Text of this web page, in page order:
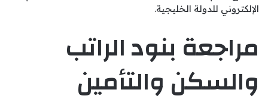
الإلكتروني للدولة الخليجية.
مراجعة بنود الراتب
والسكن والتأمين